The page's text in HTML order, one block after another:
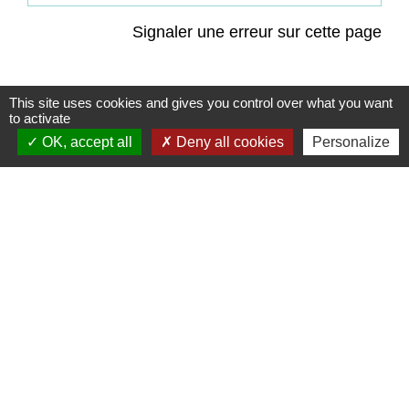
Signaler une erreur sur cette page
Contacts
This site uses cookies and gives you control over what you want
to activate
OK, accept all
Deny all cookies Personalize